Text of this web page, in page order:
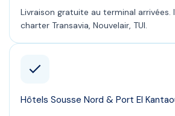
Livraison gratuite au terminal arrivées.
charter Transavia, Nouvelair, TUI.
Hôtels Sousse Nord & Port El